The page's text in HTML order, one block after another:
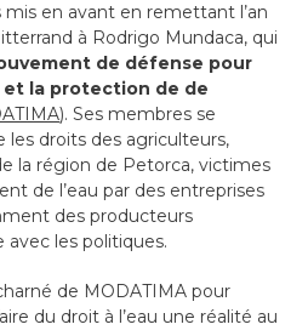
mis en avant en remettant l’an
à Rodrigo Mundaca, qui
de défense pour
et la protection de de
). Ses membres se
droits des agriculteurs,
la région de Petorca, victimes
de l’eau par des entreprises
des producteurs
avec les politiques.
de MODATIMA pour
du droit à l’eau une réalité au